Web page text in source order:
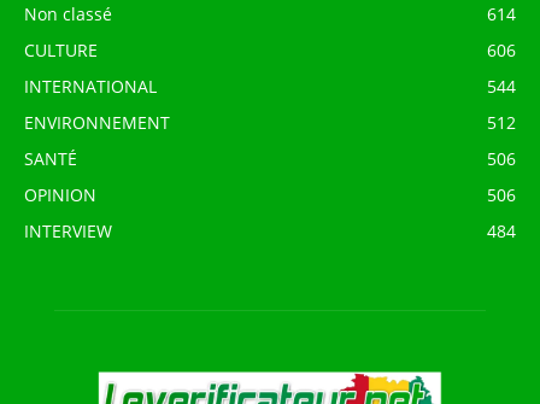
Non classé
614
CULTURE
606
INTERNATIONAL
544
ENVIRONNEMENT
512
SANTÉ
506
OPINION
506
INTERVIEW
484